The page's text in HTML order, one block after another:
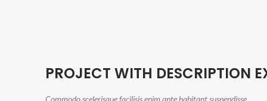
PROJECT WITH DESCRIPTION
Commodo scelerisque facilisis enim ante habitant suspendisse